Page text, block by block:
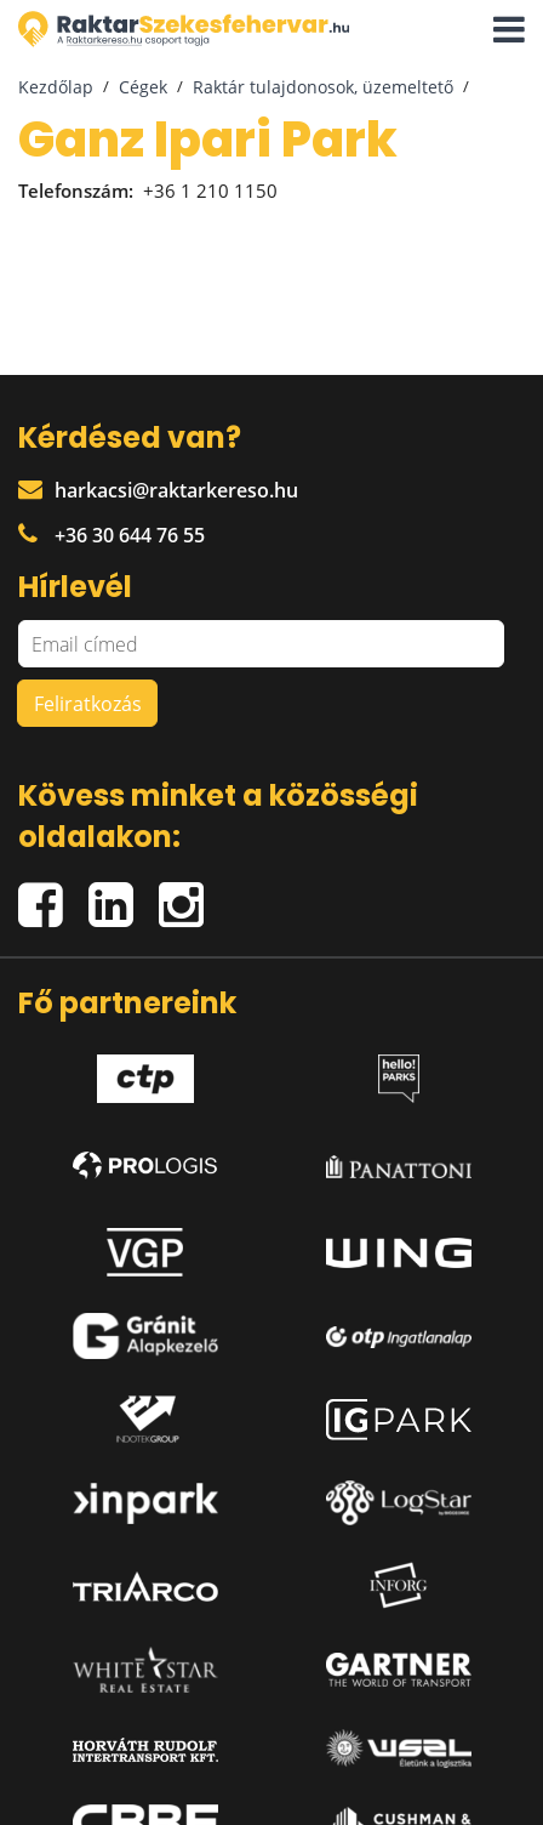
Kezdőlap Cégek Raktár tulajdonosok, üzemeltető
Ganz Ipari Park
Telefonszám: +36 1 210 1150
Kérdésed van?
harkacsi@raktarkereso.hu
+36 30 644 76 55
Hírlevél
Kövess minket a közösségi
oldalakon:
Fő partnereink